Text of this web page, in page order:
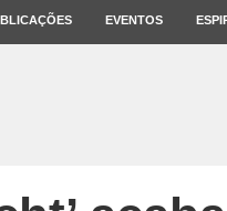
EVENTOS